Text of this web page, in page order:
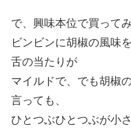
で、興味本位で買って
ビンビンに胡椒の風味
舌の当たりが
マイルドで、でも胡椒
言っても、
ひとつぶひとつぶが小